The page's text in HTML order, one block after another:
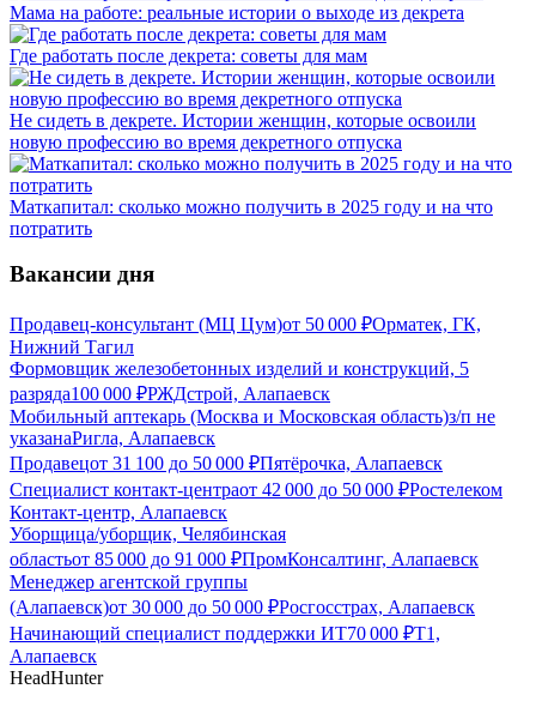
Мама на работе: реальные истории о выходе из декрета
Где работать после декрета: советы для мам
Не сидеть в декрете. Истории женщин, которые освоили
новую профессию во время декретного отпуска
Маткапитал: сколько можно получить в 2025 году и на что
потратить
Вакансии дня
Продавец-консультант (МЦ Цум)от 50 000 ₽Орматек, ГК,
Нижний Тагил
Формовщик железобетонных изделий и конструкций, 5
разряда100 000 ₽РЖДстрой, Алапаевск
Мобильный аптекарь (Москва и Московская область)з/п не
указанаРигла, Алапаевск
Продавецот 31 100 до 50 000 ₽Пятёрочка, Алапаевск
Специалист контакт-центраот 42 000 до 50 000 ₽Ростелеком
Контакт-центр, Алапаевск
Уборщица/уборщик, Челябинская
областьот 85 000 до 91 000 ₽ПромКонсалтинг, Алапаевск
Менеджер агентской группы
(Алапаевск)от 30 000 до 50 000 ₽Росгосстрах, Алапаевск
Начинающий специалист поддержки ИТ70 000 ₽Т1,
Алапаевск
HeadHunter